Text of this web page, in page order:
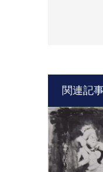
関連記